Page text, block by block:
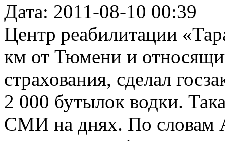
Дата: 2011-08-10 00:39
Центр реабилитации
км от Тюмени и
страхования, сделал
2 000 бутылок водки.
СМИ на днях. По словам